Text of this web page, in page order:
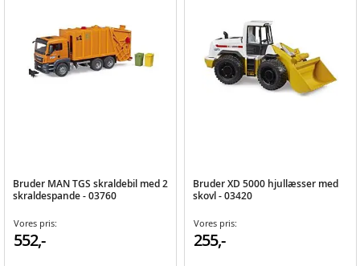
Bruder MAN TGS skraldebil med 2
skraldespande - 03760
Vores pris:
552,-
Bruder XD 5000 hjullæsser med
skovl - 03420
Vores pris:
255,-